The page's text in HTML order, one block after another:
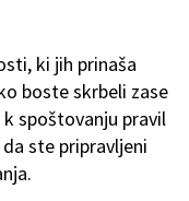
ki jih prinaša
boste skrbeli zase
spoštovanju pravil
ste pripravljeni